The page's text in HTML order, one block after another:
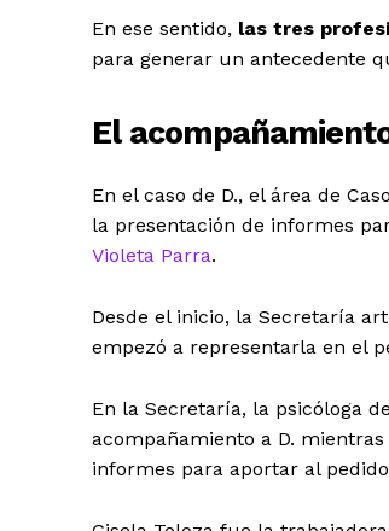
En ese sentido, las tres
para generar un antecedente
El
En el caso de D., el área de
la presentación de informes
Violeta Parra.
Desde el inicio, la Secretaría
empezó a representarla en el
En la Secretaría, la psicóloga
acompañamiento a D.
informes para aportar al